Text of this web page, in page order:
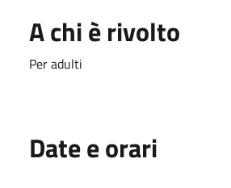
A chi è rivolto
Per adulti
Date e orari